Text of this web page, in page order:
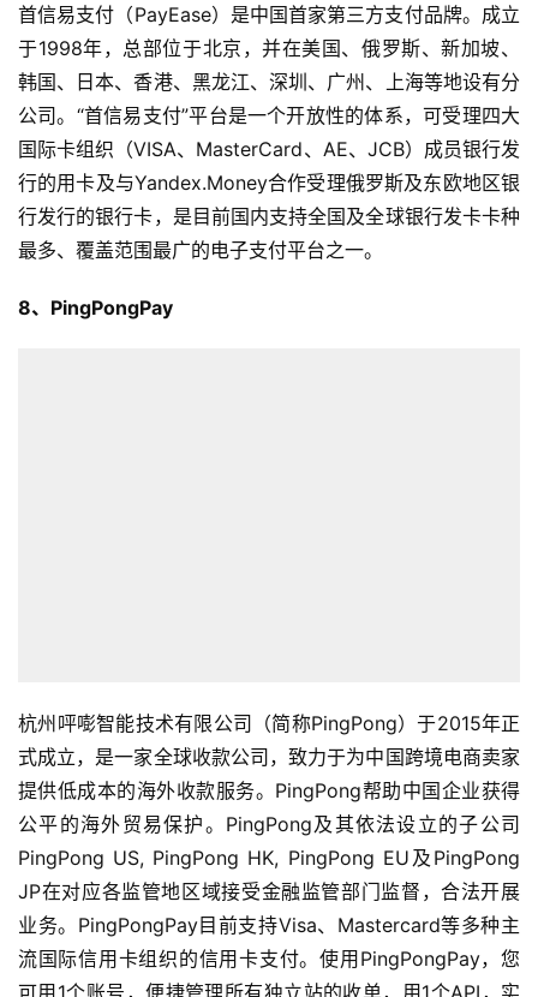
首
页
全
球
开
店
境
导
航
首信易支付（PayEase）是中国首家第三方支付品牌。成立
于1998年，总部位于北京，并在美国、俄罗斯、新加坡、
韩国、日本、香港、黑龙江、深圳、广州、上海等地设有分
公司。“首信易支付”平台是一个开放性的体系，可受理四大
国际卡组织（VISA、MasterCard、AE、JCB）成员银行发
行的用卡及与Yandex.Money合作受理俄罗斯及东欧地区银
行发行的银行卡，是目前国内支持全国及全球银行发卡卡种
最多、覆盖范围最广的电子支付平台之一。
8、PingPongPay
杭州呯嘭智能技术有限公司（简称PingPong）于2015年正
式成立，是一家全球收款公司，致力于为中国跨境电商卖家
提供低成本的海外收款服务。PingPong帮助中国企业获得
公平的海外贸易保护。PingPong及其依法设立的子公司
PingPong US, PingPong HK, PingPong EU及PingPong
JP在对应各监管地区域接受金融监管部门监督，合法开展
业务。PingPongPay目前支持Visa、Mastercard等多种主
流国际信用卡组织的信用卡支付。使用PingPongPay，您